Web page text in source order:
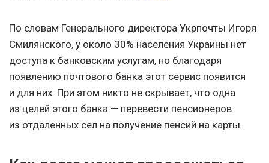
По словам Генерального директора Укрпочты Игоря
Смилянского, у около 30% населения Украины нет
доступа к банковским услугам, но благодаря
появлению почтового банка этот сервис появится
и для них. При этом никто не скрывает, что одна
из целей этого банка — перевести пенсионеров
из отдаленных сел на получение пенсий на карты.